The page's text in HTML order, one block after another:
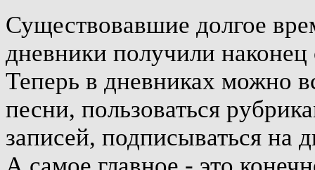
Существовавшие долгое
дневники получили наконец
Теперь в дневниках можно
песни, пользоваться
записей, подписываться на